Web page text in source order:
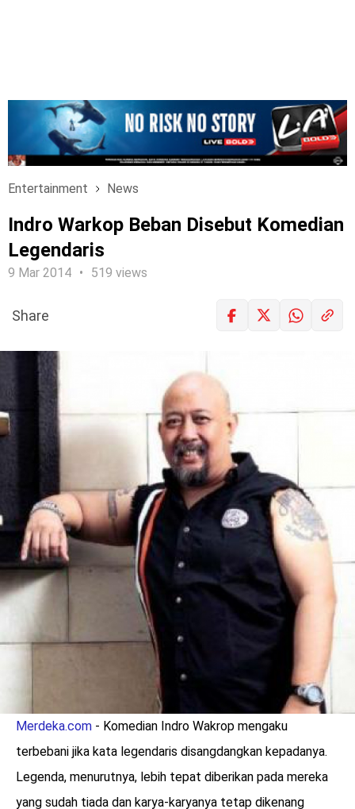
Entertainment News
Indro Warkop Beban Disebut Komedian
Legendaris
9 Mar 2014 519 views
Share
Merdeka.com - Komedian Indro Wakrop mengaku
terbebani jika kata legendaris disangdangkan kepadanya.
Legenda, menurutnya, lebih tepat diberikan pada mereka
yang sudah tiada dan karya-karyanya tetap dikenang